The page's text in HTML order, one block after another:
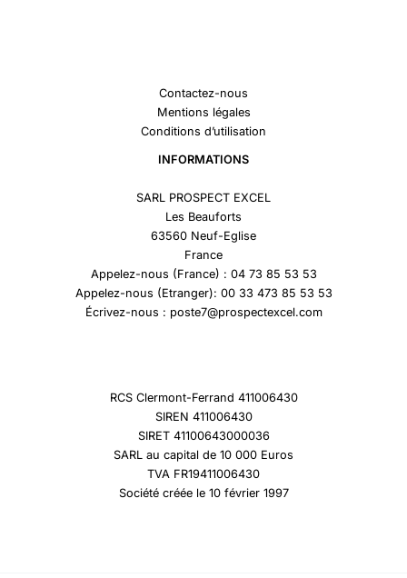
Contactez-nous
Mentions légales
Conditions d’utilisation
INFORMATIONS
SARL PROSPECT EXCEL
Les Beauforts
63560 Neuf-Eglise
France
Appelez-nous (France) : 04 73 85 53 53
Appelez-nous (Etranger): 00 33 473 85 53 53
Écrivez-nous : poste7@prospectexcel.com
RCS Clermont-Ferrand 411006430
SIREN 411006430
SIRET 41100643000036
SARL au capital de 10 000 Euros
TVA FR19411006430
Société créée le 10 février 1997